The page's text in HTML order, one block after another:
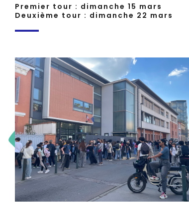
Premier tour : dimanche 15 mars
Deuxième tour : dimanche 22 mars